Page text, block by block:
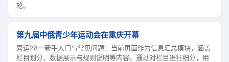
轮。
第九届中俄青少年运动会在重庆开幕
喜运28—新手入门与常见问题：当前页面作为信息汇总模块，涵盖
栏目划分、数据展示与规则说明等内容。通过对栏目进行细分，用